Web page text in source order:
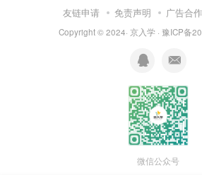
友链申请 免责声明 广告合作
Copyright © 2024· 京入学 · 豫ICP备
微信公众号